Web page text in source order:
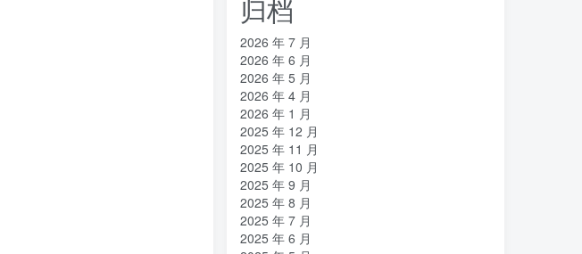
归档
2026 年 7 月
2026 年 6 月
2026 年 5 月
2026 年 4 月
2026 年 1 月
2025 年 12 月
2025 年 11 月
2025 年 10 月
2025 年 9 月
2025 年 8 月
2025 年 7 月
2025 年 6 月